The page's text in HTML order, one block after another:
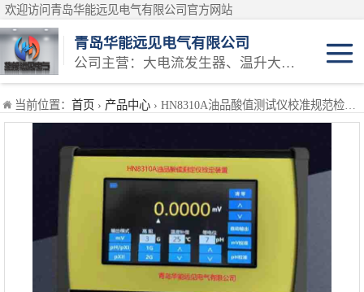
欢迎访问青岛华能远见电气有限公司官方网站
青岛华能远见电气有限公司
公司主营：大电流发生器、温升大电流发生器、温升试验设备、三相大电流发生器等产品
当前位置： 首页 › 产品中心 › HN8310A油品酸值测试仪校准规范检定规程检定标准校准方法
安规类检定装置
测试仪类计量校
电能类计量校准
互感器类计量校
万用表检定装置
耐电压测试仪检定装置
接地导通测试仪检定装置
接地电阻表检定装置
兆欧表检定装置
模拟交直流标准电阻器